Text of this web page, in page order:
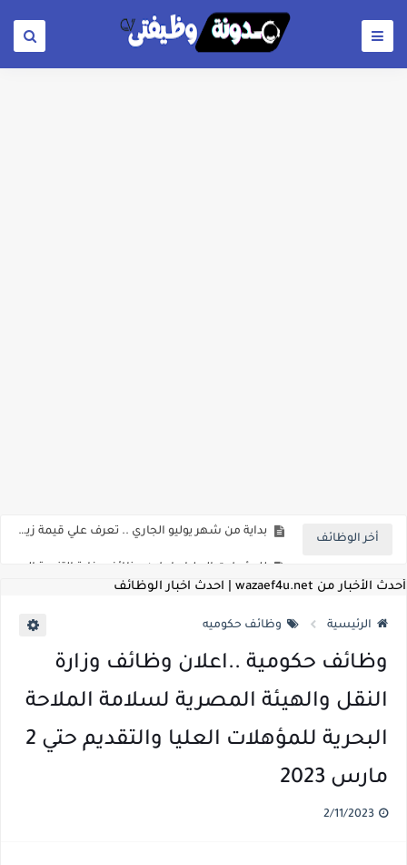
أخر الوظائف للمؤهلات العليا ..اعلان وظائف وزارة التنمية المحلية " اخصائي تخطيط - مهندس - اخصائي حاسبات - باحث قانوني " والتقديم الكتروني بتاريخ 15-7-2026
اعلان وظائف الهيئة القومية لسلامة الغذاء " لشغل وظيفة مفتش أغذية " لخريجي علوم / زراعة / طب بيطري "... الشروط والاوراق المطلوبة وكيفية التقديم
أحدث الأخبار من wazaef4u.net | احدث اخبار الوظائف
الرئيسية وظائف حكوميه
وظائف حكومية ..اعلان وظائف وزارة
النقل والهيئة المصرية لسلامة الملاحة
البحرية للمؤهلات العليا والتقديم حتي 2
مارس 2023